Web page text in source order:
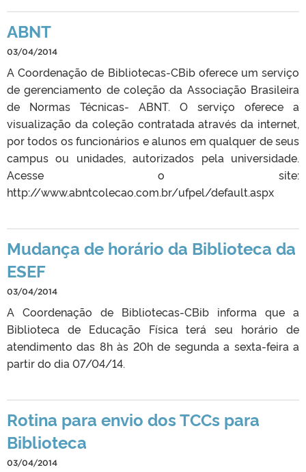
ABNT
03/04/2014
A Coordenação de Bibliotecas-CBib oferece um serviço
de gerenciamento de coleção da Associação Brasileira
de Normas Técnicas- ABNT. O serviço oferece a
visualização da coleção contratada através da internet,
por todos os funcionários e alunos em qualquer de seus
campus ou unidades, autorizados pela universidade.
Acesse o site:
http://www.abntcolecao.com.br/ufpel/default.aspx
Mudança de horário da Biblioteca da
ESEF
03/04/2014
A Coordenação de Bibliotecas-CBib informa que a
Biblioteca de Educação Física terá seu horário de
atendimento das 8h às 20h de segunda a sexta-feira a
partir do dia 07/04/14.
Rotina para envio dos TCCs para
Biblioteca
03/04/2014